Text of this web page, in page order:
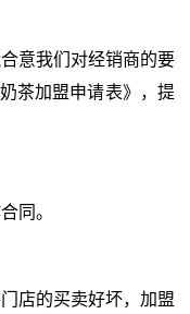
意我们对经销商的要
茶加盟申请表》，提
同。
店的买卖好坏，加盟